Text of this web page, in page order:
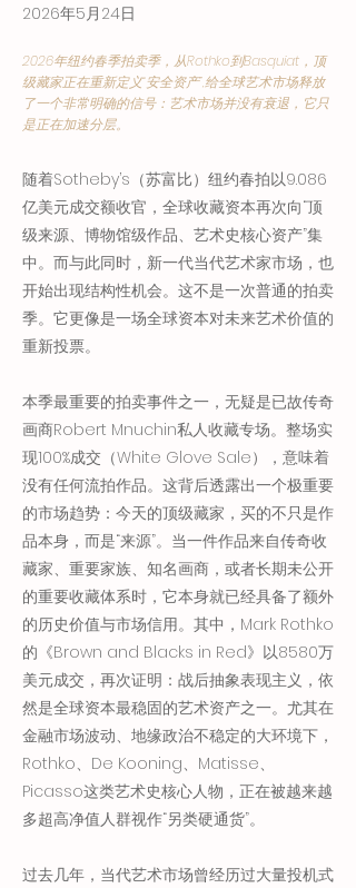
2026年5月24日
2026年纽约春季拍卖季，从Rothko到Basquiat，顶
级藏家正在重新定义“安全资产”,给全球艺术市场释放
了一个非常明确的信号：艺术市场并没有衰退，它只
是正在加速分层。
随着Sotheby’s（苏富比）纽约春拍以9.086
亿美元成交额收官，全球收藏资本再次向“顶
级来源、博物馆级作品、艺术史核心资产”集
中。而与此同时，新一代当代艺术家市场，也
开始出现结构性机会。这不是一次普通的拍卖
季。它更像是一场全球资本对未来艺术价值的
重新投票。
本季最重要的拍卖事件之一，无疑是已故传奇
画商Robert Mnuchin私人收藏专场。整场实
现100%成交（White Glove Sale），意味着
没有任何流拍作品。这背后透露出一个极重要
的市场趋势：今天的顶级藏家，买的不只是作
品本身，而是“来源”。当一件作品来自传奇收
藏家、重要家族、知名画商，或者长期未公开
的重要收藏体系时，它本身就已经具备了额外
的历史价值与市场信用。其中，Mark Rothko
的《Brown and Blacks in Red》以8580万
美元成交，再次证明：战后抽象表现主义，依
然是全球资本最稳固的艺术资产之一。尤其在
金融市场波动、地缘政治不稳定的大环境下，
Rothko、De Kooning、Matisse、
Picasso这类艺术史核心人物，正在被越来越
多超高净值人群视作“另类硬通货”。
过去几年，当代艺术市场曾经历过大量投机式